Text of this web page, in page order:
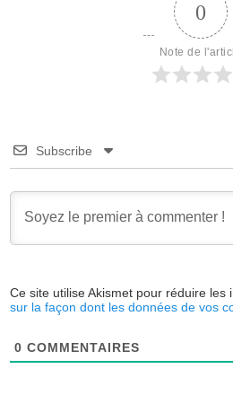
0
Note de
Subscribe
Ce site utilise Akismet pour réduire les
sur la façon dont les données de vos
0 COMMENTAIRES